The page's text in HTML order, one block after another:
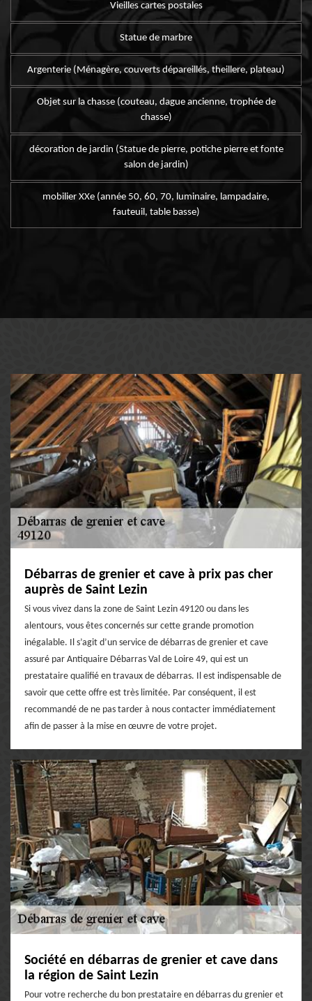
Vieilles cartes postales
Statue de marbre
Argenterie (Ménagère, couverts dépareillés, theillere, plateau)
Objet sur la chasse (couteau, dague ancienne, trophée de
chasse)
décoration de jardin (Statue de pierre, potiche pierre et fonte
salon de jardin)
mobilier XXe (année 50, 60, 70, luminaire, lampadaire,
fauteuil, table basse)
Débarras de grenier et cave à prix pas cher
auprès de Saint Lezin
Si vous vivez dans la zone de Saint Lezin 49120 ou dans les
alentours, vous êtes concernés sur cette grande promotion
inégalable. Il s’agit d’un service de débarras de grenier et cave
assuré par Antiquaire Débarras Val de Loire 49, qui est un
prestataire qualifié en travaux de débarras. Il est indispensable de
savoir que cette offre est très limitée. Par conséquent, il est
recommandé de ne pas tarder à nous contacter immédiatement
afin de passer à la mise en œuvre de votre projet.
Société en débarras de grenier et cave dans
la région de Saint Lezin
Pour votre recherche du bon prestataire en débarras du grenier et